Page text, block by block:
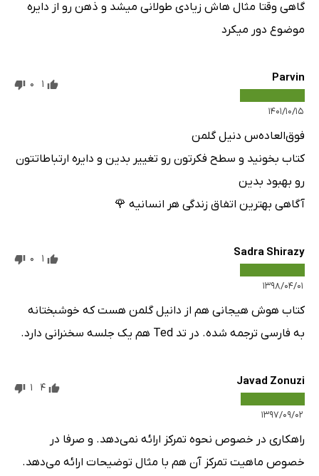
گاهی وقتا مثال هاش زیادی طولانی میشد و ذهن رو از دایره
موضوع دور میکرد
Parvin
۱۴۰۱/۱۰/۱۵
1
0
فوق‌العاده‌س دنیل گلمن
کتاب بخونید و سطح فکرتون رو تغییر بدین و دایره ارتباطاتتون
رو بهبود بدین
آگاهی بهترین اتفاق زندگی هر انسانیه 🌹
Sadra Shirazy
۱۳۹۸/۰۴/۰۱
1
0
کتاب هوش هیجانی هم از دانیل گلمن هست که خوشبختانه
به فارسی ترجمه شده. در تد Ted هم یک جلسه سخنرانی دارد.
Javad Zonuzi
۱۳۹۷/۰۹/۰۲
4
1
راهکاری در خصوص نحوه تمرکز ارائه نمی‌دهد. و صرفا در
خصوص ماهیت تمرکز آن هم با مثال توضیحات ارائه می‌دهد.